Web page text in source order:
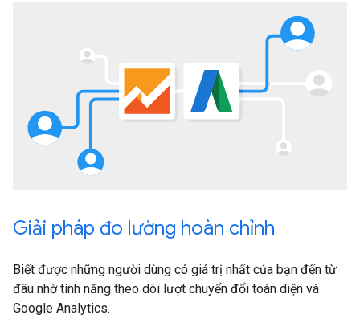
Giải pháp đo lường hoàn chỉnh
Biết được những người dùng có giá trị nhất của bạn đến từ
đâu nhờ tính năng theo dõi lượt chuyển đổi toàn diện và
Google Analytics.